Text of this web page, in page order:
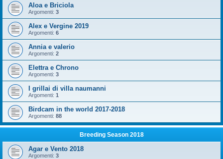
Aloa e Briciola
Argomenti: 3
Alex e Vergine 2019
Argomenti: 6
Annia e valerio
Argomenti: 2
Elettra e Chrono
Argomenti: 3
I grillai di villa naumanni
Argomenti: 1
Birdcam in the world 2017-2018
Argomenti: 88
Breeding Season 2018
Agar e Vento 2018
Argomenti: 3